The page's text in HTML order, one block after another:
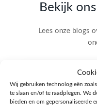
Wij gebruiken technologieën
te slaan en/of te raadplegen. We
bieden en om gepersonaliseerde
Bekijk
Lees onze blogs